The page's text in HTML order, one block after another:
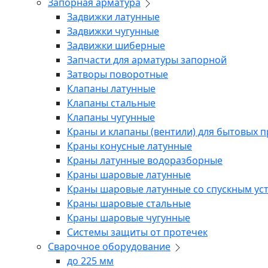
Запорная арматура
Задвижки латунные
Задвижки чугунные
Задвижки шиберные
Запчасти для арматуры запорной
Затворы поворотные
Клапаны латунные
Клапаны стальные
Клапаны чугунные
Краны и клапаны (вентили) для бытовых
Краны конусные латунные
Краны латунные водоразборные
Краны шаровые латунные
Краны шаровые латунные со спускным
Краны шаровые стальные
Краны шаровые чугунные
Системы защиты от протечек
Сварочное оборудование
до 225 мм